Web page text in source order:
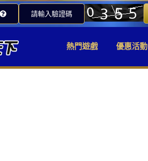
請輸入驗證碼
熱門遊戲 優惠活動